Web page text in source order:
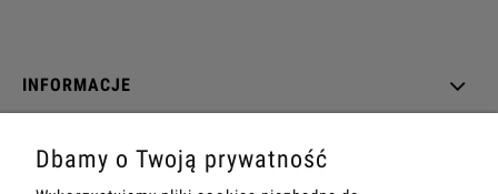
INFORMACJE
Dbamy o Twoją prywatność